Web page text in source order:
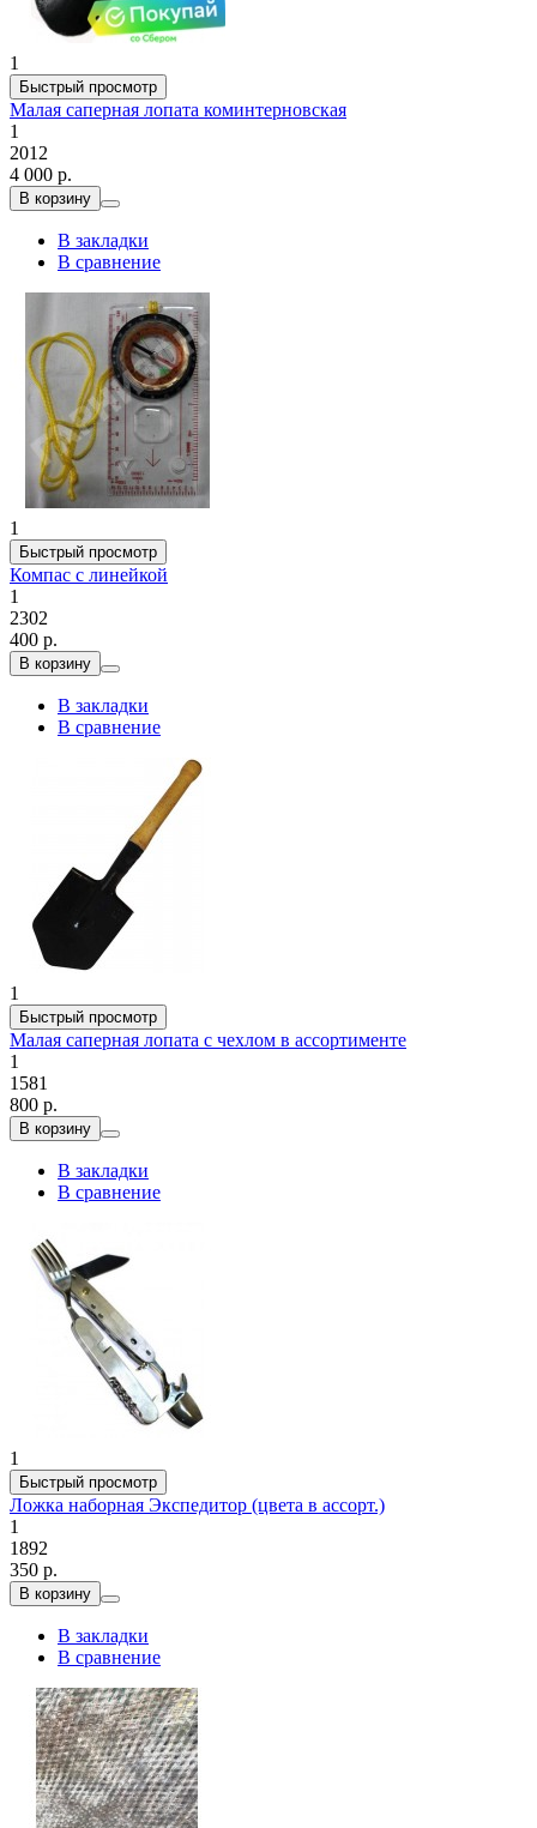
1
Быстрый просмотр
Малая саперная лопата коминтерновская
1
2012
4 000 р.
В корзину
В закладки
В сравнение
1
Быстрый просмотр
Компас с линейкой
1
2302
400 р.
В корзину
В закладки
В сравнение
1
Быстрый просмотр
Малая саперная лопата с чехлом в ассортименте
1
1581
800 р.
В корзину
В закладки
В сравнение
1
Быстрый просмотр
Ложка наборная Экспедитор (цвета в ассорт.)
1
1892
350 р.
В корзину
В закладки
В сравнение